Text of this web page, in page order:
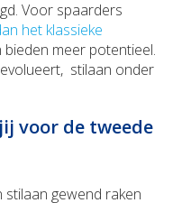
Voor spaarders
het klassieke
meer potentieel.
stilaan onder
voor de tweede
gewend raken